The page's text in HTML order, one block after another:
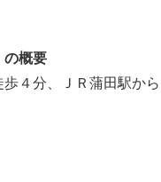
概要
４分、ＪＲ蒲田駅から